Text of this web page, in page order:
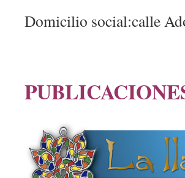
Domicilio social:calle